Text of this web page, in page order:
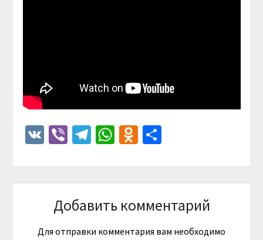
VKViberTelegram
WhatsApp
Odnoklassniki
Отправить
Добавить комментарий
Для отправки комментария вам необходимо